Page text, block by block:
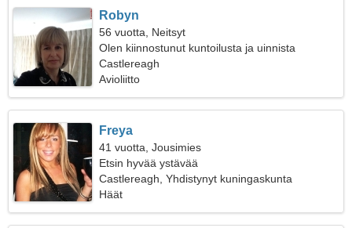
Robyn
56 vuotta, Neitsyt
Olen kiinnostunut kuntoilusta ja uinnista
Castlereagh
Avioliitto
Freya
41 vuotta, Jousimies
Etsin hyvää ystävää
Castlereagh, Yhdistynyt kuningaskunta
Häät